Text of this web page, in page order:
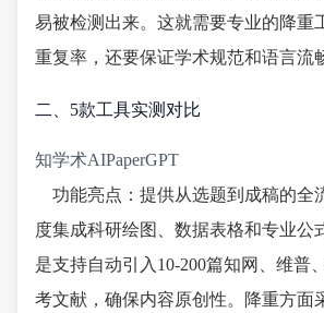
易被检测出来。这就需要专业的降重
重复率，还要保证学术规范和语言流
二、5款工具实测对比
知学术AIPaperGPT
功能亮点：提供从选题到成稿的全
度集成科研绘图、数据表格和专业公
是支持自动引入10-200篇知网、维普
考文献，确保内容原创性。降重方面